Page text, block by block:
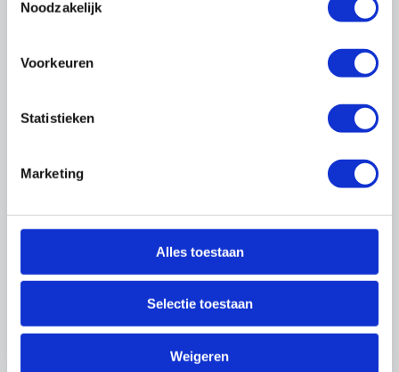
Noodzakelijk
Voorkeuren
Statistieken
Marketing
Alles toestaan
Selectie toestaan
Weigeren